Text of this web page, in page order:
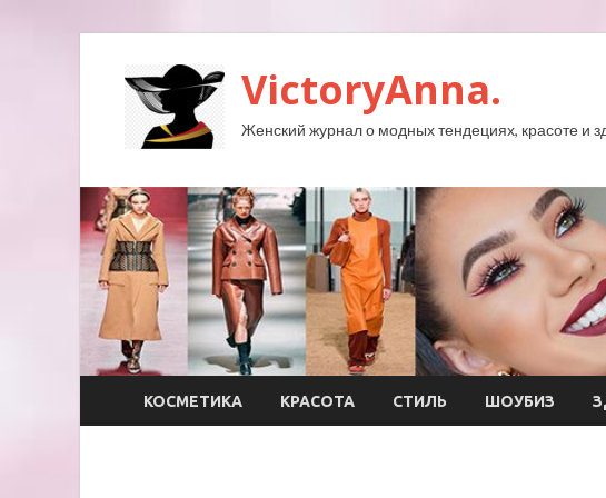
VictoryAnna.
Женский журнал о модных тендециях, красоте и
КОСМЕТИКА КРАСОТА СТИЛЬ ШОУБИЗ